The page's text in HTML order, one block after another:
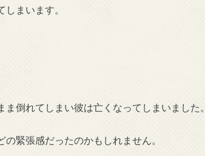
まいます。
倒れてしまい彼は亡くなってしまいました。
緊張感だったのかもしれません。